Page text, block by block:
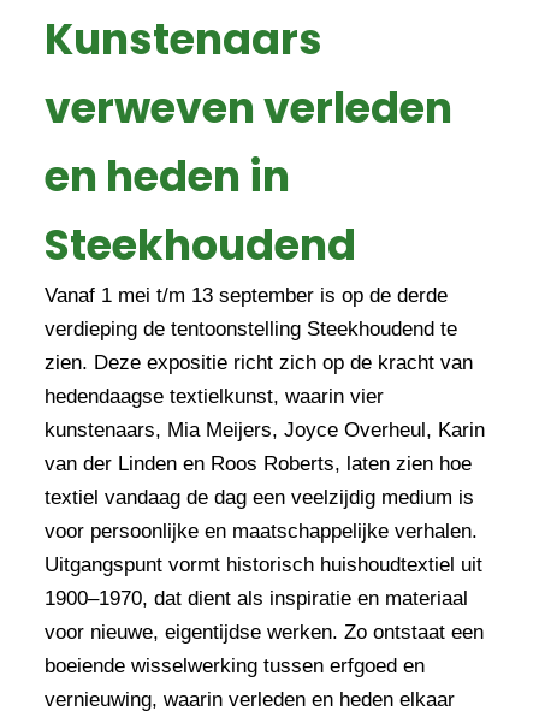
Kunstenaars
verweven verleden
en heden in
Steekhoudend
Vanaf 1 mei t/m 13 september is op de derde
verdieping de tentoonstelling Steekhoudend te
zien. Deze expositie richt zich op de kracht van
hedendaagse textielkunst, waarin vier
kunstenaars, Mia Meijers, Joyce Overheul, Karin
van der Linden en Roos Roberts, laten zien hoe
textiel vandaag de dag een veelzijdig medium is
voor persoonlijke en maatschappelijke verhalen.
Uitgangspunt vormt historisch huishoudtextiel uit
1900–1970, dat dient als inspiratie en materiaal
voor nieuwe, eigentijdse werken. Zo ontstaat een
boeiende wisselwerking tussen erfgoed en
vernieuwing, waarin verleden en heden elkaar